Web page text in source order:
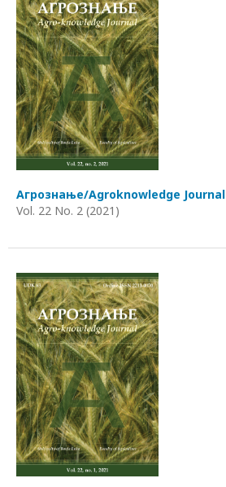
Агрознање/Agroknowledge Journal
Vol. 22 No. 2 (2021)